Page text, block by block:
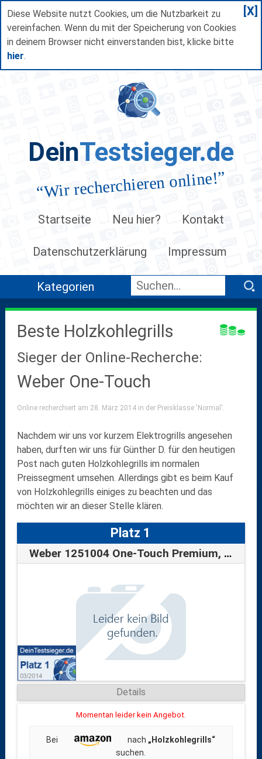
Diese Website nutzt Cookies, um die Nutzbarkeit zu
vereinfachen. Wenn du mit der Speicherung von Cookies
in deinem Browser nicht einverstanden bist, klicke bitte
hier.
[X]
DeinTestsieger.de
“Wir recherchieren online!”
Startseite Neu hier? Kontakt
Datenschutzerklärung Impressum
Kategorien
Beste Holzkohlegrills
Sieger der Online-Recherche:
Weber One-Touch
Online recherchiert am 28. März 2014 in der Preisklasse 'Normal'.
Nachdem wir uns vor kurzem Elektrogrills angesehen
haben, durften wir uns für Günther D. für den heutigen
Post nach guten Holzkohlegrills im normalen
Preissegment umsehen. Allerdings gibt es beim Kauf
von Holzkohlegrills einiges zu beachten und das
möchten wir an dieser Stelle klären.
Platz 1
Weber 1251004 One-Touch Premium, 47 cm H…
Details
Momentan leider kein Angebot.
Bei nach „Holzkohlegrills“
suchen.